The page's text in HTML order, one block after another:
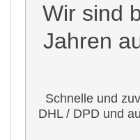
Wir sind
Jahren
Schnelle und
DHL / DPD und